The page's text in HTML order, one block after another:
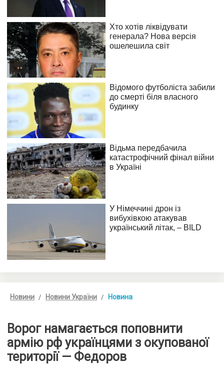
Новини Новини України Новина
Ворог намагається поповнити
армію рф українцями з окупованої
території — Федоров